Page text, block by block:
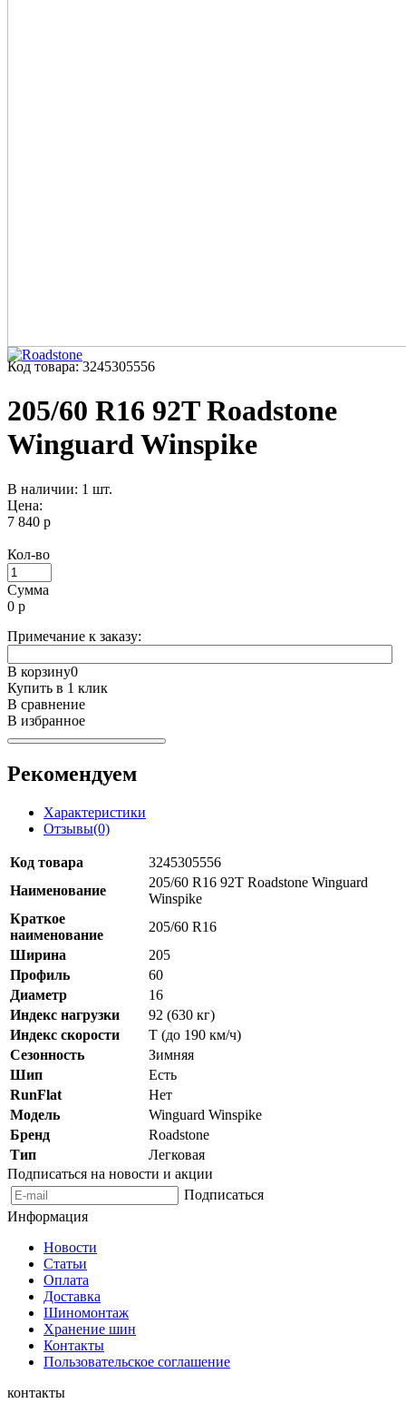
Код товара: 3245305556
205/60 R16 92T Roadstone
Winguard Winspike
В наличии: 1 шт.
Цена:
7 840 р
Кол-во
Сумма
0 р
Примечание к заказу:
В корзину0
Купить в 1 клик
В сравнение
В избранное
Рекомендуем
Характеристики
Отзывы(0)
Код товара
3245305556
Наименование
205/60 R16 92T Roadstone Winguard
Winspike
Краткое
наименование
205/60 R16
Ширина
205
Профиль
60
Диаметр
16
Индекс нагрузки
92 (630 кг)
Индекс скорости
T (до 190 км/ч)
Сезонность
Зимняя
Шип
Есть
RunFlat
Нет
Модель
Winguard Winspike
Бренд
Roadstone
Тип
Легковая
Подписаться на новости и акции
Подписаться
Информация
Новости
Статьи
Оплата
Доставка
Шиномонтаж
Хранение шин
Контакты
Пользовательское соглашение
контакты